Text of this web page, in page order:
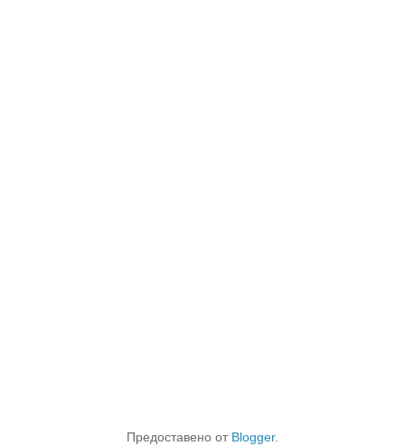
Предоставено от Blogger.